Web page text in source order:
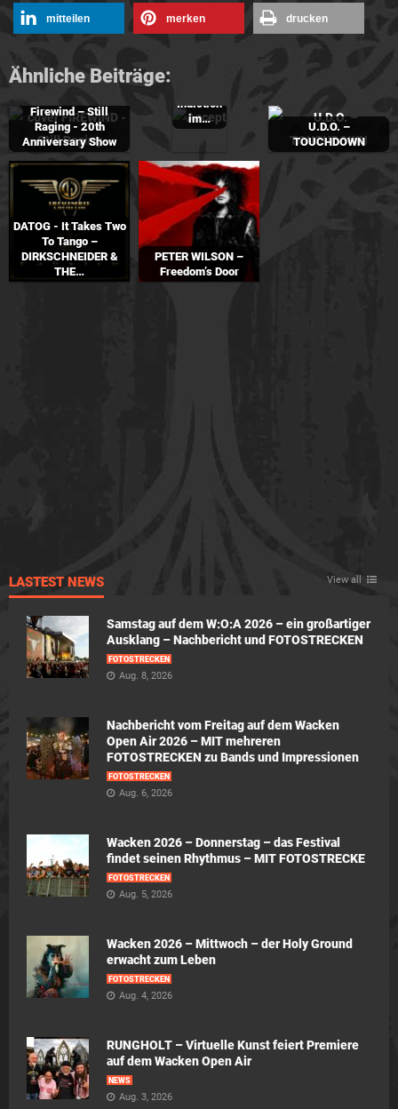
mitteilen merken drucken
Ähnliche Beiträge:
Firewind – Still
Raging - 20th
Anniversary Show
Indiction
im…
U.D.O. –
TOUCHDOWN
DATOG - It Takes Two
To Tango –
DIRKSCHNEIDER &
THE…
PETER WILSON –
Freedom’s Door
LASTEST NEWS View all
Samstag auf dem W:O:A 2026 – ein großartiger
Ausklang – Nachbericht und FOTOSTRECKEN
FOTOSTRECKEN
Aug. 8, 2026
Nachbericht vom Freitag auf dem Wacken
Open Air 2026 – MIT mehreren
FOTOSTRECKEN zu Bands und Impressionen
FOTOSTRECKEN
Aug. 6, 2026
Wacken 2026 – Donnerstag – das Festival
findet seinen Rhythmus – MIT FOTOSTRECKE
FOTOSTRECKEN
Aug. 5, 2026
Wacken 2026 – Mittwoch – der Holy Ground
erwacht zum Leben
FOTOSTRECKEN
Aug. 4, 2026
RUNGHOLT – Virtuelle Kunst feiert Premiere
auf dem Wacken Open Air
NEWS
Aug. 3, 2026